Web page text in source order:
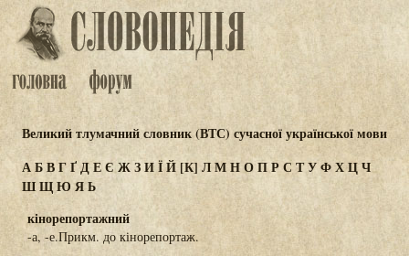
Великий тлумачний словник (ВТС) сучасної української мови
АБВГҐДЕЄ ЖЗИЇЙ [К] ЛМНОПР СТУФХЦЧ
ШЩЮЯЬ
кінорепортажний
-а, -е.Прикм. до кінорепортаж.